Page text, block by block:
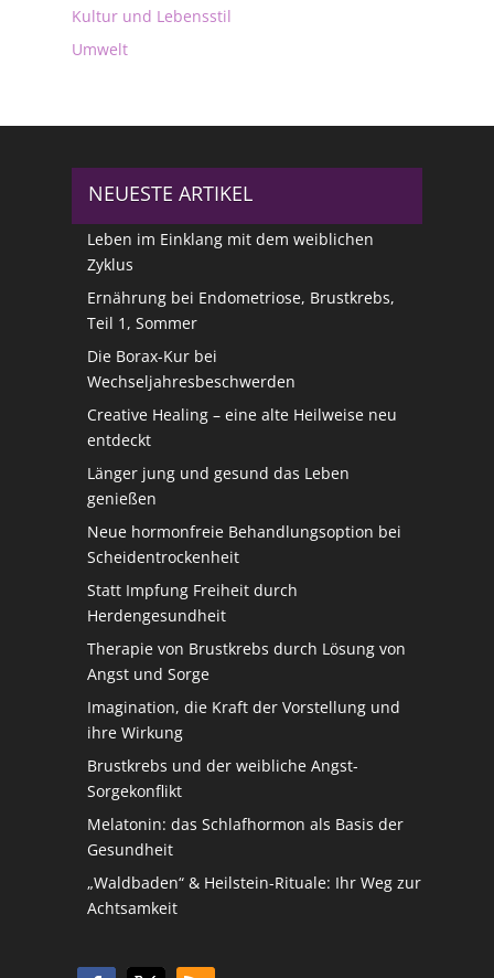
Kultur und Lebensstil
Umwelt
NEUESTE ARTIKEL
Leben im Einklang mit dem weiblichen
Zyklus
Ernährung bei Endometriose, Brustkrebs,
Teil 1, Sommer
Die Borax-Kur bei
Wechseljahresbeschwerden
Creative Healing – eine alte Heilweise neu
entdeckt
Länger jung und gesund das Leben
genießen
Neue hormonfreie Behandlungsoption bei
Scheidentrockenheit
Statt Impfung Freiheit durch
Herdengesundheit
Therapie von Brustkrebs durch Lösung von
Angst und Sorge
Imagination, die Kraft der Vorstellung und
ihre Wirkung
Brustkrebs und der weibliche Angst-
Sorgekonflikt
Melatonin: das Schlafhormon als Basis der
Gesundheit
„Waldbaden“ & Heilstein-Rituale: Ihr Weg zur
Achtsamkeit